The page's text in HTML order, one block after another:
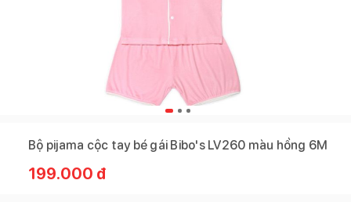
Bộ pijama cộc tay bé gái Bibo's LV260 màu hồng 6M
199.000 đ